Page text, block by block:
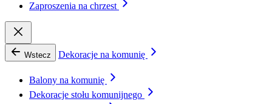
Zaproszenia na chrzest
Wstecz Dekoracje na komunię
Balony na komunię
Dekoracje stołu komunijnego